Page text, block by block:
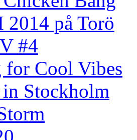
2014 på Torö
#4
for Cool Vibes
Stockholm